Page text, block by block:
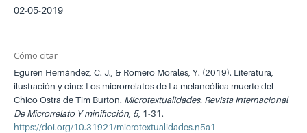
02-05-2019
Cómo citar
Eguren Hernández, C. J., & Romero Morales, Y. (2019). Literatura,
ilustración y cine: Los microrrelatos de La melancólica muerte del
Chico Ostra de Tim Burton. Microtextualidades. Revista Internacional
De Microrrelato Y minificción, 5, 1-31.
https://doi.org/10.31921/microtextualidades.n5a1